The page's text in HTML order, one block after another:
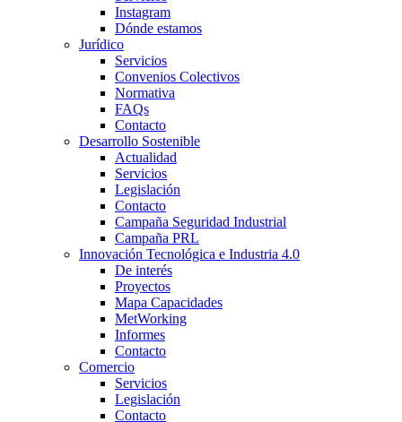
Instagram
Dónde estamos
Jurídico
Servicios
Convenios Colectivos
Normativa
FAQs
Contacto
Desarrollo Sostenible
Actualidad
Servicios
Legislación
Contacto
Campaña Seguridad Industrial
Campaña PRL
Innovación Tecnológica e Industria 4.0
De interés
Proyectos
Mapa Capacidades
MetWorking
Informes
Contacto
Comercio
Servicios
Legislación
Contacto